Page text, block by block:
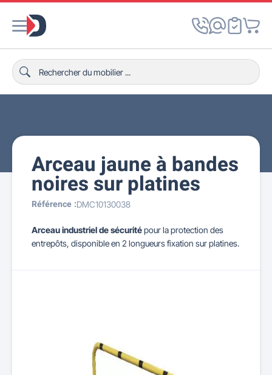
Arceau jaune à bandes
noires sur platines
Référence :DMC10130038
Arceau industriel de sécuritépour la protection des
entrepôts, disponible en 2 longueurs fixation sur platines.